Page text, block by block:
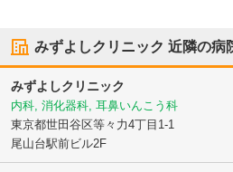
みずよしクリニック 近隣の病
みずよしクリニック
内科, 消化器科, 耳鼻いんこう科
東京都世田谷区等々力4丁目1-1
尾山台駅前ビル2F